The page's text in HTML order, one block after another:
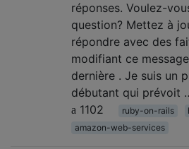
réponses. Voulez-
question? Mettez à
répondre avec des
modifiant ce
dernière . Je suis un
débutant qui prévoit
1102
ruby-on-rails
amazon-web-services